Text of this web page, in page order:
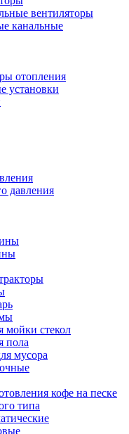
вентиляторы
канальные
отопления
установки
давления
мойки стекол
пола
мусора
кофе на песке
типа